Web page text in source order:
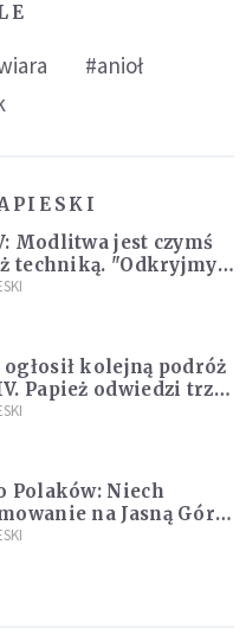
#anioł
Modlitwa jest czymś
techniką. "Odkryjmy
kolejną podróż
Papież odwiedzi trzy
Południowej
Polaków: Niech
na Jasną Górę
i nadzieję